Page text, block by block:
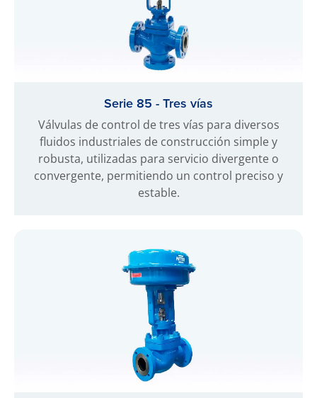
Serie 85 - Tres vías
Válvulas de control de tres vías para diversos
fluidos industriales de construcción simple y
robusta, utilizadas para servicio divergente o
convergente, permitiendo un control preciso y
estable.